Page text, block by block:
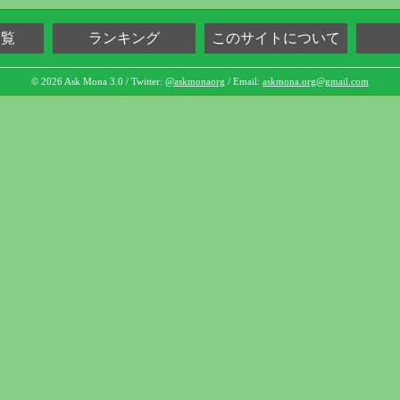
ランキング このサイトについて
© 2026 Ask Mona 3.0 / Twitter: @askmonaorg / Email: askmona.org@gmail.com